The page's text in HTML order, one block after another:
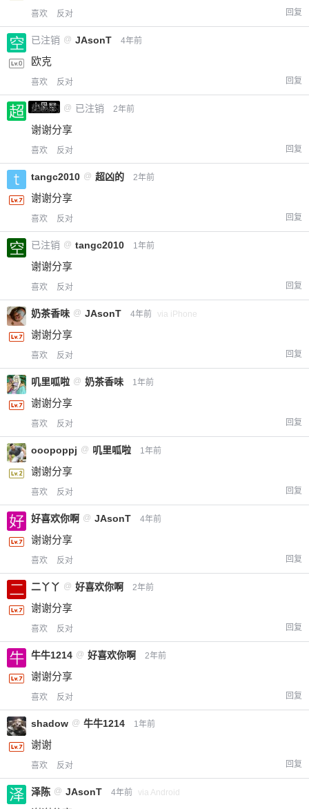
喜欢 反对 回复
已注销 @ JAsonT 4年前
欧克
喜欢 反对 回复
小黑屋
超凶的 @ 已注销 2年前
谢谢分享
喜欢 反对 回复
tangc2010 @ 超凶的 2年前
谢谢分享
喜欢 反对 回复
已注销 @ tangc2010 1年前
谢谢分享
喜欢 反对 回复
奶茶香味 @ JAsonT 4年前 via iPhone
谢谢分享
喜欢 反对 回复
叽里呱啦 @ 奶茶香味 1年前
谢谢分享
喜欢 反对 回复
ooopoppj @ 叽里呱啦 1年前
谢谢分享
喜欢 反对 回复
好喜欢你啊 @ JAsonT 4年前
谢谢分享
喜欢 反对 回复
二丫丫 @ 好喜欢你啊 2年前
谢谢分享
喜欢 反对 回复
牛牛1214 @ 好喜欢你啊 2年前
谢谢分享
喜欢 反对 回复
shadow @ 牛牛1214 1年前
谢谢
喜欢 反对 回复
泽陈 @ JAsonT 4年前 via Android